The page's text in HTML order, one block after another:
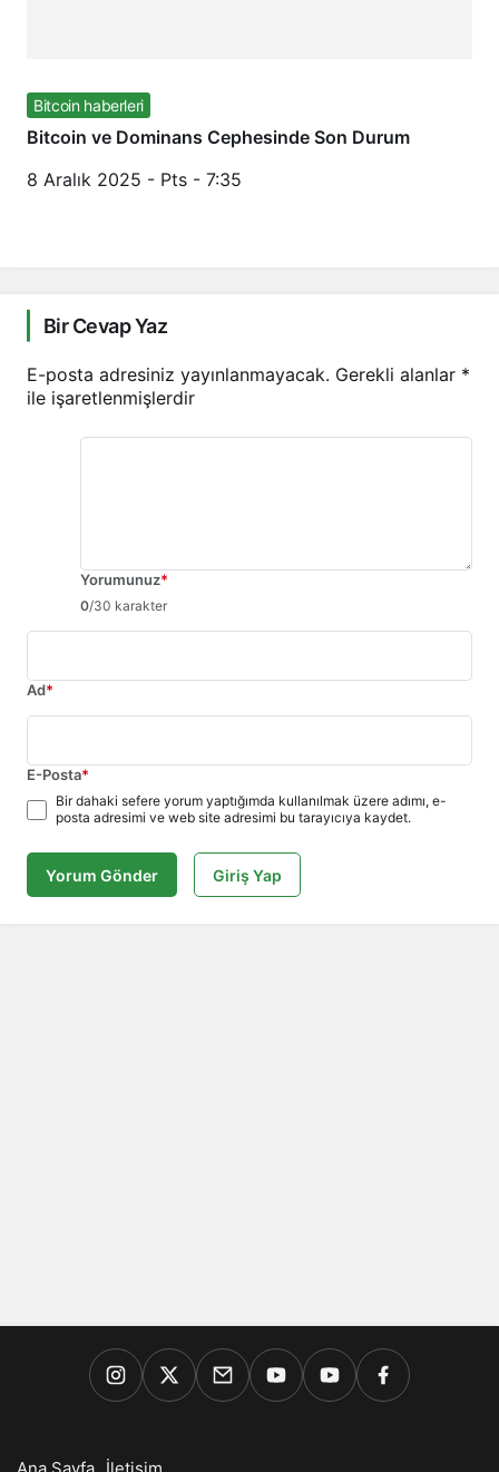
Bitcoin haberleri
Bitcoin ve Dominans Cephesinde Son Durum
8 Aralık 2025 - Pts - 7:35
Bir Cevap Yaz
E-posta adresiniz yayınlanmayacak. Gerekli alanlar *
ile işaretlenmişlerdir
Yorumunuz*
0/30 karakter
Ad*
E-Posta*
Bir dahaki sefere yorum yaptığımda kullanılmak üzere adımı, e-
posta adresimi ve web site adresimi bu tarayıcıya kaydet.
Yorum Gönder Giriş Yap
Ana Sayfa İletişim